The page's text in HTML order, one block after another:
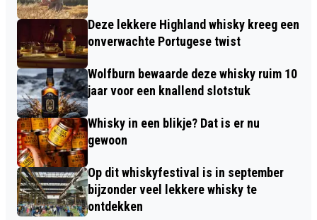
Deze lekkere Highland whisky kreeg een
onverwachte Portugese twist
Wolfburn bewaarde deze whisky ruim 10
jaar voor een knallend slotstuk
Whisky in een blikje? Dat is er nu
gewoon
Op dit whiskyfestival is in september
bijzonder veel lekkere whisky te
ontdekken